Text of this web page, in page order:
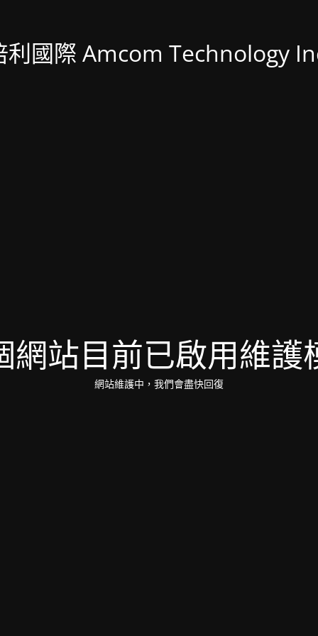
利國際 Amcom Technology
網站目前已啟用維護
網站維護中，我們會盡快回復